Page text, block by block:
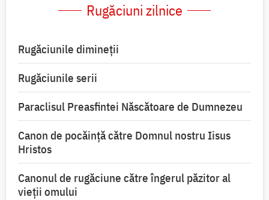
Rugăciuni zilnice
Rugăciunile dimineții
Rugăciunile serii
Paraclisul Preasfintei Născătoare de Dumnezeu
Canon de pocăință către Domnul nostru Iisus
Hristos
Canonul de rugăciune către îngerul păzitor al
vieții omului